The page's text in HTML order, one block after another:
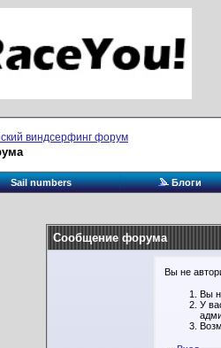
виндсерфинг форум
Sail numbers Блоги
Сообщение форума
Вы не
Вы
У